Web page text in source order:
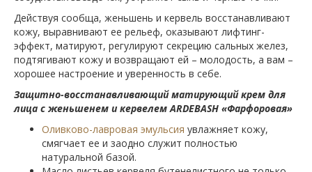
Действуя сообща, женьшень и кервель восстанавливают
кожу, выравнивают ее рельеф, оказывают лифтинг-
эффект, матируют, регулируют секрецию сальных желез,
подтягивают кожу и возвращают ей – молодость, а вам –
хорошее настроение и уверенность в себе.
Защитно-восстанавливающий матирующий крем для
лица с женьшенем и кервелемARDEBASH «Фарфоровая»
Оливково-лавровая эмульсия увлажняет кожу,
смягчает ее и заодно служит полностью
натуральной базой.